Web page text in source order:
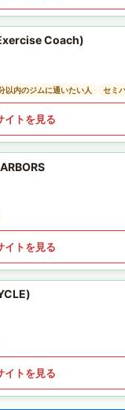
Coach)
以内のジムに通いたい人 セミ
イトを見る
イトを見る
イトを見る